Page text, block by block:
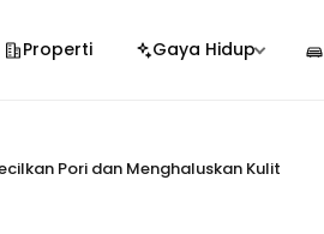
Properti Gaya Hidup
Pori dan Menghaluskan Kulit